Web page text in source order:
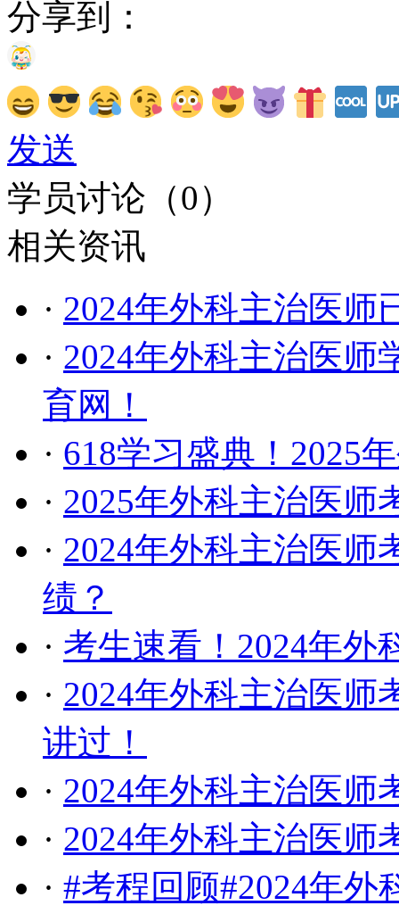
分享到：
发送
学员讨论（0）
相关资讯
· 2024年外科主治医师
· 2024年外科主治医师
育网！
· 618学习盛典！2025
· 2025年外科主治医师
· 2024年外科主治医师
绩？
· 考生速看！2024年外
· 2024年外科主治医师
讲过！
· 2024年外科主治医师
· 2024年外科主治医师
· #考程回顾#2024年